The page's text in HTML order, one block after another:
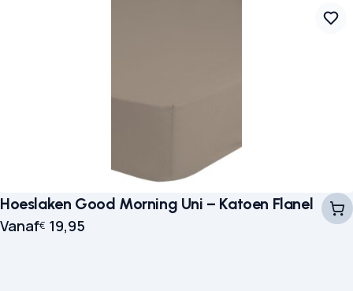
Hoeslaken Good Morning Uni – Katoen Flanel
Vanaf€ 19,95